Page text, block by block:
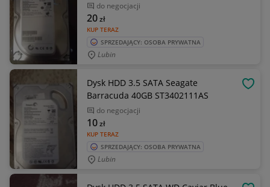
do negocjacji
KUP TERAZ
20zł
SPRZEDAJĄCY: OSOBA PRYWATNA
Lubin
Dysk HDD 3.5 SATA Seagate
Barracuda 40GB ST3402111AS
do negocjacji
KUP TERAZ
10zł
SPRZEDAJĄCY: OSOBA PRYWATNA
Lubin